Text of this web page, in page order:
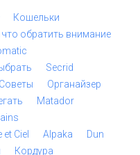
Кошельки
обратить внимание
Secrid
Советы
Органайзер
Matador
et Ciel Alpaka
Dun
Кордура